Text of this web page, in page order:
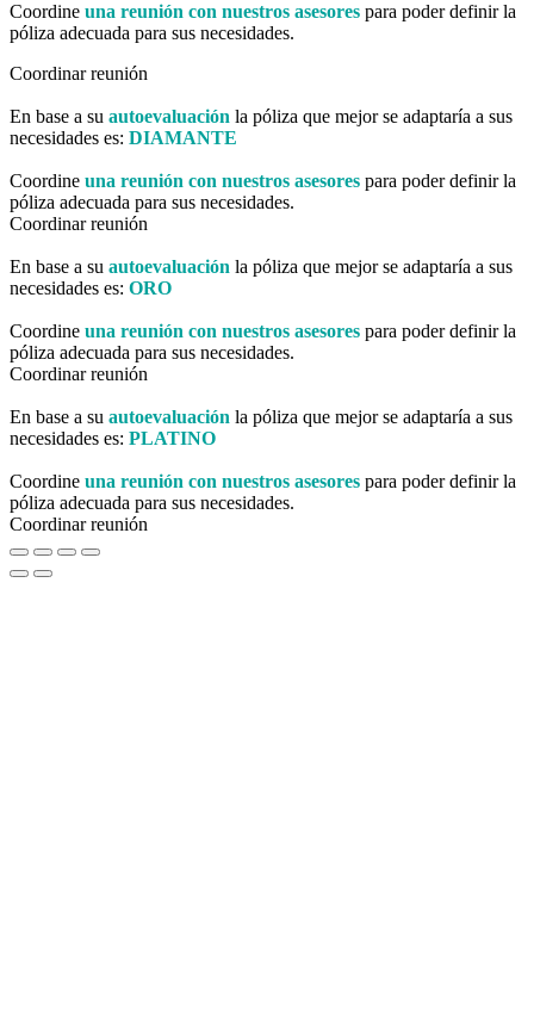
Coordine una reunión con nuestros asesores para poder definir la
póliza adecuada para sus necesidades.
Coordinar reunión
En base a su autoevaluación la póliza que mejor se adaptaría a sus
necesidades es: DIAMANTE
Coordine una reunión con nuestros asesores para poder definir la
póliza adecuada para sus necesidades.
Coordinar reunión
En base a su autoevaluación la póliza que mejor se adaptaría a sus
necesidades es: ORO
Coordine una reunión con nuestros asesores para poder definir la
póliza adecuada para sus necesidades.
Coordinar reunión
En base a su autoevaluación la póliza que mejor se adaptaría a sus
necesidades es: PLATINO
Coordine una reunión con nuestros asesores para poder definir la
póliza adecuada para sus necesidades.
Coordinar reunión